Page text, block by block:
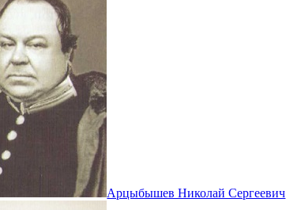
Арцыбышев Николай Сергеевич